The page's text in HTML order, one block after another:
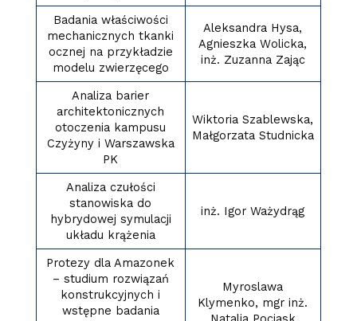
Badania właściwości
mechanicznych tkanki
ocznej na przykładzie
modelu zwierzęcego
Aleksandra Hysa,
Agnieszka Wolicka,
inż. Zuzanna Zając
Analiza barier
architektonicznych
otoczenia kampusu
Czyżyny i Warszawska
PK
Wiktoria Szablewska,
Małgorzata Studnicka
Analiza czułości
stanowiska do
hybrydowej symulacji
układu krążenia
inż. Igor Ważydrąg
Protezy dla Amazonek
– studium rozwiązań
konstrukcyjnych i
wstępne badania
Myroslawa
Klymenko, mgr inż.